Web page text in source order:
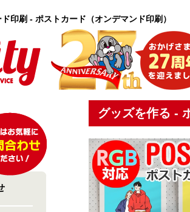
印刷 - ポストカード（オンデマンド印刷）
グッズを作る -